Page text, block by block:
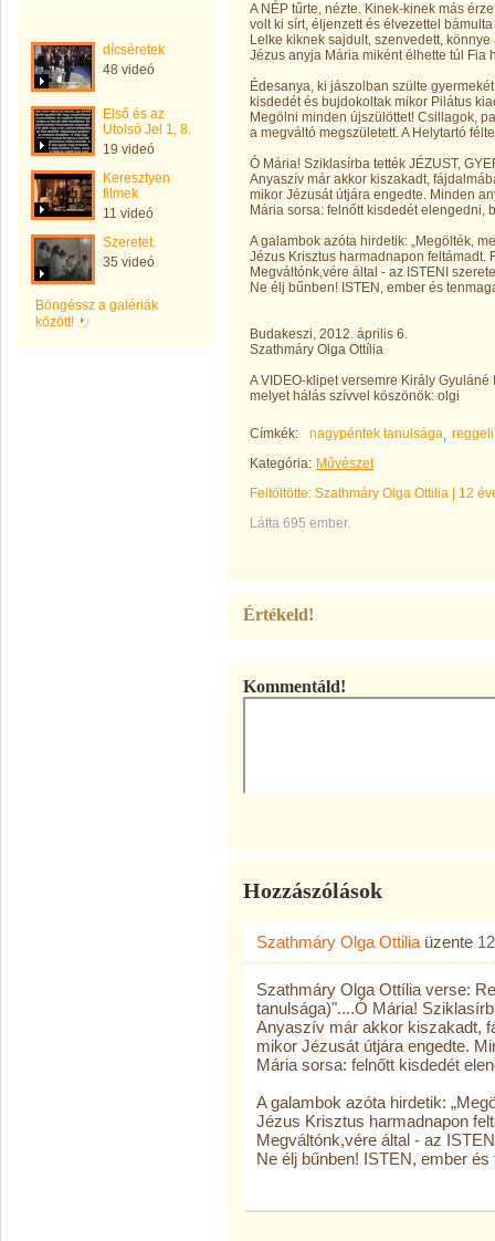
dícséretek
48 videó
Első és az
Utolsó Jel 1, 8.
19 videó
Keresztyen
filmek
11 videó
Szeretet.
35 videó
Böngéssz a galériák
között!
A NÉP tűrte, nézte. Kinek-kinek más
volt ki sírt, éljenzett és élvezettel
Lelke kiknek sajdult, szenvedett, könnye
Jézus anyja Mária miként élhette túl Fia
Édesanya, ki jászolban szülte
kisdedét és bujdokoltak mikor Pilátus
Megölni minden újszülöttet! Csillagok,
a megváltó megszületett. A Helytartó
Ó Mária! Sziklasírba tették JÉZUST,
Anyaszív már akkor kiszakadt,
mikor Jézusát útjára engedte. Minden
Mária sorsa: felnőtt kisdedét elengedni,
A galambok azóta hirdetik: „Megölték,
Jézus Krisztus harmadnapon feltámadt.
Megváltónk,vére által - az ISTENI
Ne élj bűnben! ISTEN, ember és
Budakeszi, 2012. április 6.
Szathmáry Olga Ottília
A VIDEO-klipet versemre Király Gyuláné
melyet hálás szívvel köszönök: olgi
Címkék: nagypéntek tanulsága
Kategória: Művészet
Feltöltötte: Szathmáry Olga Ottilia
12
Látta 695 ember.
Értékeld!
Kommentáld!
Hozzászólások
Szathmáry Olga Ottilia üzente
Szathmáry Olga Ottília verse:
tanulsága)"....Ó Mária!
Anyaszív már akkor kiszakadt,
mikor Jézusát útjára engedte.
Mária sorsa: felnőtt kisdedét
A galambok azóta hirdetik:
Jézus Krisztus harmadnapon
Megváltónk,vére által - az
Ne élj bűnben! ISTEN, ember